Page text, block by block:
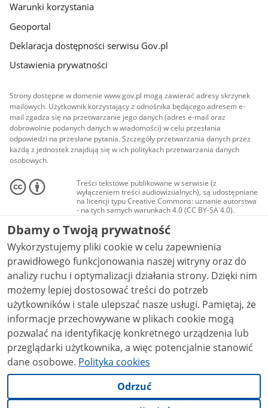
Warunki korzystania
Geoportal
Deklaracja dostępności serwisu Gov.pl
Ustawienia prywatności
Strony dostępne w domenie www.gov.pl mogą zawierać adresy skrzynek
mailowych. Użytkownik korzystający z odnośnika będącego adresem e-
mail zgadza się na przetwarzanie jego danych (adres e-mail oraz
dobrowolnie podanych danych w wiadomości) w celu przesłania
odpowiedzi na przesłane pytania. Szczegóły przetwarzania danych przez
każdą z jednostek znajdują się w ich politykach przetwarzania danych
osobowych.
Treści tekstowe publikowane w serwisie (z
wyłączeniem treści audiowizualnych), są udostępniane
na licencji typu Creative Commons: uznanie autorstwa
- na tych samych warunkach 4.0 (CC BY-SA 4.0).
Materiały audiowizualne, w tym zdjęcia, materiały
audio i wideo, są udostępniane na licencji typu
Creative Commons: uznanie autorstwa użycie
niekomercyjne - bez utworów zależnych 4.0 (CC BY-
NC-ND 4.0), o ile nie jest to stwierdzone inaczej.
Dbamy o Twoją prywatność
Wykorzystujemy pliki cookie w celu zapewnienia
prawidłowego funkcjonowania naszej witryny oraz do
analizy ruchu i optymalizacji działania strony. Dzięki nim
możemy lepiej dostosować treści do potrzeb
użytkowników i stale ulepszać nasze usługi. Pamiętaj, że
informacje przechowywane w plikach cookie mogą
pozwalać na identyfikację konkretnego urządzenia lub
przeglądarki użytkownika, a więc potencjalnie stanowić
dane osobowe. Polityka cookies
Odrzuć